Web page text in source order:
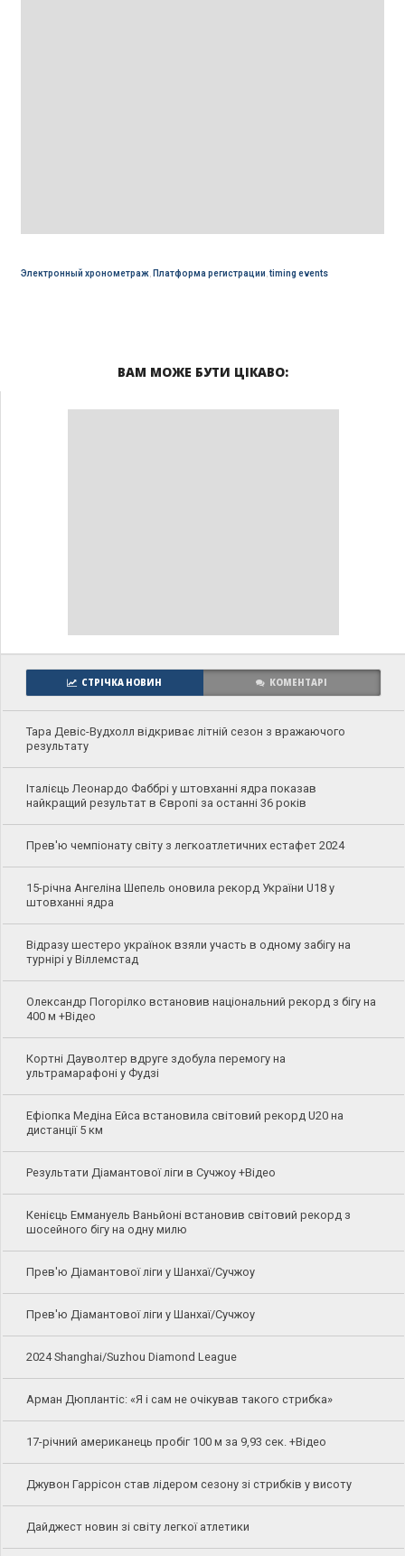
Электронный хронометраж, Платформа регистрации timing events
ВАМ МОЖЕ БУТИ ЦІКАВО:
СТРІЧКА НОВИН КОМЕНТАРІ
Тара Девіс-Вудхолл відкриває літній сезон з вражаючого
результату
Італієць Леонардо Фаббрі у штовханні ядра показав
найкращий результат в Європі за останні 36 років
Прев'ю чемпіонату світу з легкоатлетичних естафет 2024
15-річна Ангеліна Шепель оновила рекорд України U18 у
штовханні ядра
Відразу шестеро українок взяли участь в одному забігу на
турнірі у Віллемстад
Олександр Погорілко встановив національний рекорд з бігу на
400 м +Відео
Кортні Дауволтер вдруге здобула перемогу на
ультрамарафоні у Фудзі
Ефіопка Медіна Ейса встановила світовий рекорд U20 на
дистанції 5 км
Результати Діамантової ліги в Сучжоу +Відео
Кенієць Еммануель Ваньйоні встановив світовий рекорд з
шосейного бігу на одну милю
Прев'ю Діамантової ліги у Шанхаї/Сучжоу
Прев'ю Діамантової ліги у Шанхаї/Сучжоу
2024 Shanghai/Suzhou Diamond League
Арман Дюплантіс: «Я і сам не очікував такого стрибка»
17-річний американець пробіг 100 м за 9,93 сек. +Відео
Джувон Гаррісон став лідером сезону зі стрибків у висоту
Дайджест новин зі світу легкої атлетики